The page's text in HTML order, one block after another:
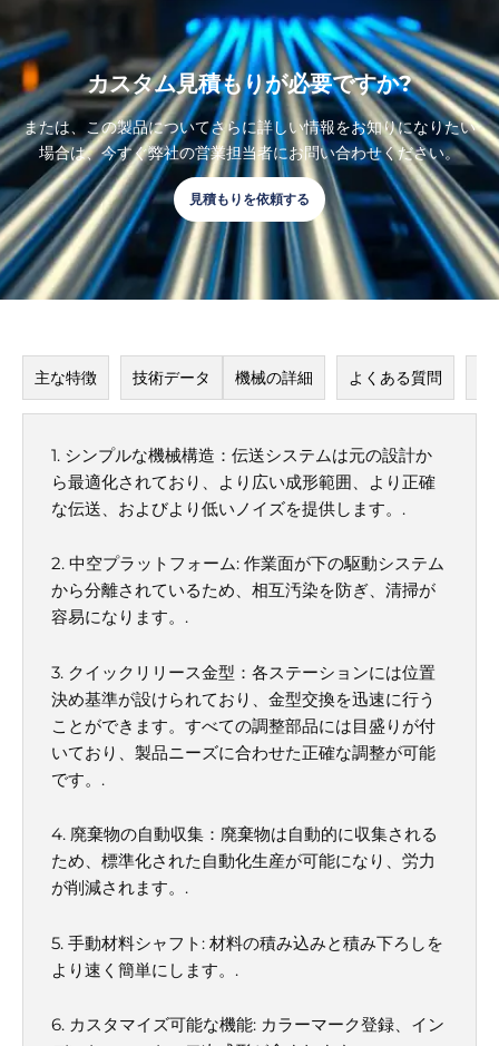
カスタム見積もりが必要ですか?
または、この製品についてさらに詳しい情報をお知りになりたい
場合は、今すぐ弊社の営業担当者にお問い合わせください。
見積もりを依頼する
主な特徴 技術データ 機械の詳細 よくある質問
1. シンプルな機械構造：伝送システムは元の設計か
ら最適化されており、より広い成形範囲、より正確
な伝送、およびより低いノイズを提供します。.
2. 中空プラットフォーム: 作業面が下の駆動システム
から分離されているため、相互汚染を防ぎ、清掃が
容易になります。.
3. クイックリリース金型：各ステーションには位置
決め基準が設けられており、金型交換を迅速に行う
ことができます。すべての調整部品には目盛りが付
いており、製品ニーズに合わせた正確な調整が可能
です。.
4. 廃棄物の自動収集：廃棄物は自動的に収集される
ため、標準化された自動化生産が可能になり、労力
が削減されます。.
5. 手動材料シャフト: 材料の積み込みと積み下ろしを
より速く簡単にします。.
6. カスタマイズ可能な機能: カラーマーク登録、イン